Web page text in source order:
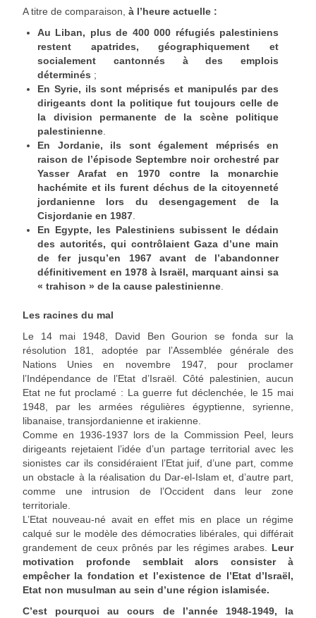
A titre de comparaison, à l’heure actuelle :
Au Liban, plus de 400 000 réfugiés palestiniens
restent apatrides, géographiquement et
socialement cantonnés à des emplois
déterminés ;
En Syrie, ils sont méprisés et manipulés par des
dirigeants dont la politique fut toujours celle de
la division permanente de la scène politique
palestinienne
En Jordanie, ils sont également méprisés en
raison de l’épisode Septembre noir orchestré par
Yasser Arafat en 1970 contre la monarchie
hachémite et ils furent déchus de la citoyenneté
jordanienne lors du desengagement de la
Cisjordanie en 1987
En Egypte, les Palestiniens subissent le dédain
des autorités, qui contrôlaient Gaza d’une main
de fer jusqu’en 1967 avant de l’abandonner
définitivement en 1978 à Israël, marquant ainsi sa
« trahison » de la cause palestinienne
Les racines du mal
Le 14 mai 1948, David Ben Gourion se fonda sur la
résolution 181, adoptée par l’Assemblée générale des
Nations Unies en novembre 1947, pour proclamer
l’Indépendance de l’Etat d’Israël. Côté palestinien, aucun
Etat ne fut proclamé : La guerre fut déclenchée, le 15 mai
1948, par les armées régulières égyptienne, syrienne,
libanaise, transjordanienne et irakienne.
Comme en 1936-1937 lors de la Commission Peel, leurs
dirigeants rejetaient l’idée d’un partage territorial avec les
sionistes car ils considéraient l’Etat juif, d’une part, comme
un obstacle à la réalisation du Dar-el-Islam et, d’autre part,
comme une intrusion de l’Occident dans leur zone
territoriale.
L’Etat nouveau-né avait en effet mis en place un régime
calqué sur le modèle des démocraties libérales, qui différait
grandement de ceux prônés par les régimes arabes.
Leur
motivation profonde semblait alors consister à
empêcher la fondation et l’existence de l’Etat d’Israël,
Etat non musulman au sein d’une région islamisée.
C’est pourquoi au cours de l’année 1948-1949, la